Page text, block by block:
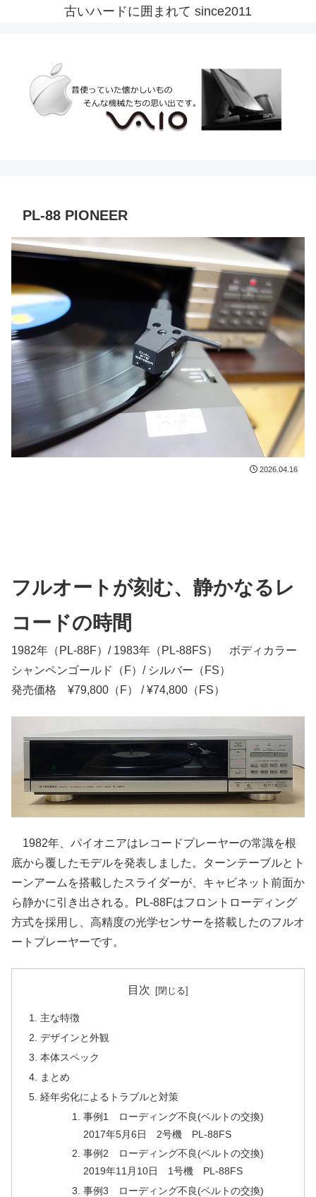
古いハードに囲まれて since2011
PL-88 PIONEER
2026.04.16
フルオートが刻む、静かなるレ
コードの時間
1982年（PL-88F）/ 1983年（PL-88FS） ボディカラー
シャンペンゴールド（F）/ シルバー（FS）
発売価格 ¥79,800（F） / ¥74,800（FS）
1982年、パイオニアはレコードプレーヤーの常識を根
底から覆したモデルを発表しました。ターンテーブルとト
ーンアームを搭載したスライダーが、キャビネット前面か
ら静かに引き出される。PL-88Fはフロントローディング
方式を採用し、高精度の光学センサーを搭載したのフルオ
ートプレーヤーです。
目次
主な特徴
デザインと外観
本体スペック
まとめ
経年劣化によるトラブルと対策
事例1 ローディング不良(ベルトの交換)
2017年5月6日 2号機 PL-88FS
事例2 ローディング不良(ベルトの交換)
2019年11月10日 1号機 PL-88FS
事例3 ローディング不良(ベルトの交換)